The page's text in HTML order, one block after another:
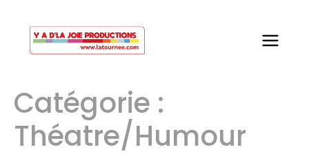
Catégorie :
Théatre/Humour